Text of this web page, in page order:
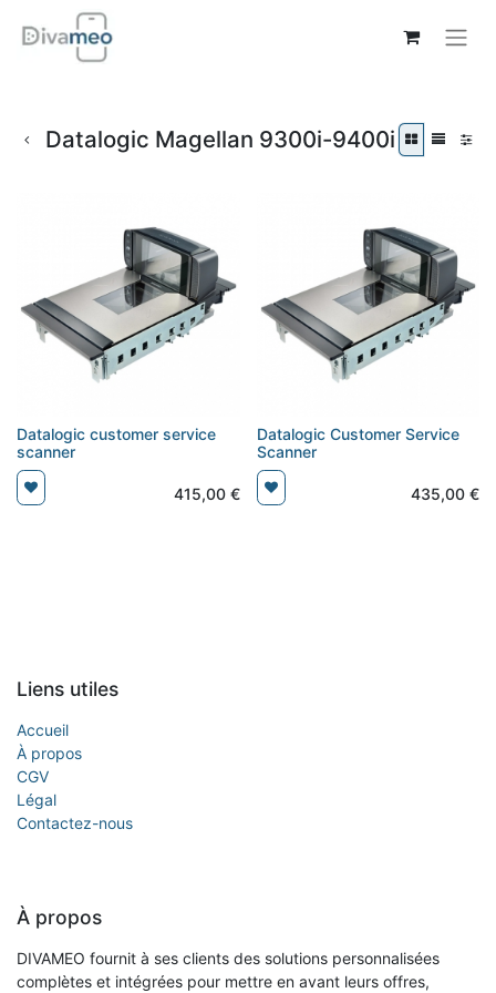
Datalogic Magellan 9300i-9400i
Datalogic customer service
scanner
415,00€
Datalogic Customer Service
Scanner
435,00 €
Liens utiles
Accueil
À propos
CGV
Légal
Contactez-nous
À propos
DIVAMEO fournit à ses clients des solutions personnalisées
complètes et intégrées pour mettre en avant leurs offres,